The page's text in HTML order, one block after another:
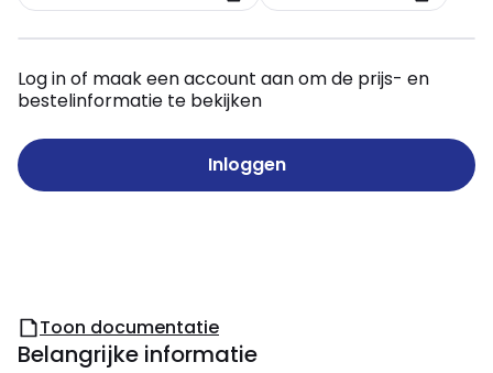
Log in of maak een account aan om de prijs- en
bestelinformatie te bekijken
Inloggen
Toon documentatie
Belangrijke informatie